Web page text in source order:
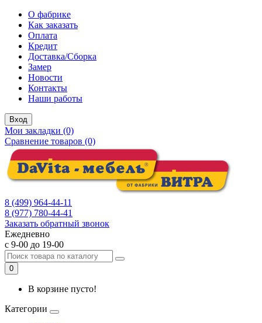
О фабрике
Как заказать
Оплата
Кредит
Доставка/Сборка
Замер
Новости
Контакты
Наши работы
Вход
Мои закладки (0)
Сравнение товаров (0)
8 (499) 964-44-11
8 (977) 780-44-41
Заказать обратный звонок
Ежедневно
с 9-00 до 19-00
0
В корзине пусто!
Категории